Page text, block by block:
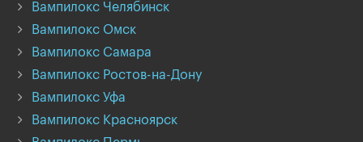
Вампилокс Челябинск
Вампилокс Омск
Вампилокс Самара
Вампилокс Ростов-на-Дону
Вампилокс Уфа
Вампилокс Красноярск